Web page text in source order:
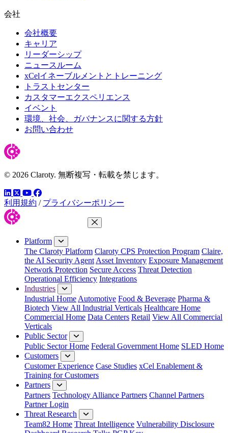
会社
会社概要
キャリア
リーダーシップ
ニュースルーム
xCelイネーブルメントとトレーニング
トラストセンター
カスタマーエクスペリエンス
イベント
環境、社会、ガバナンスに関する方針
お問い合わせ
© 2026 Claroty. 無断複写・転載を禁じます。
LinkedIn
ツイッター
YouTube
Facebook
利用規約 / プライバシーポリシー
Close Menu
Platform
The Claroty Platform Claroty CPS Protection Program Claire,
the AI Security Agent Asset Inventory Exposure Management
Network Protection Secure Access Threat Detection
Operational Efficiency Integrations
Industries
Industrial Home Automotive Food & Beverage Pharma &
Biotech View All Industrial Verticals Healthcare Home
Commercial Home Data Centers Retail View All Commercial
Verticals
Public Sector
Public Sector Home Federal Government Home SLED Home
Customers
Customer Experience Case Studies xCel Enablement &
Training for Customers
Partners
Partners Technology Alliance Partners Channel Partners
Partner Login
Threat Research
Team82 Home Threat Intelligence Vulnerability Disclosure